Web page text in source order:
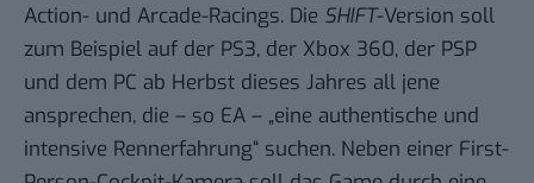
Action- und Arcade-Racings. Die SHIFT-Version soll
zum Beispiel auf der PS3, der Xbox 360, der PSP
und dem PC ab Herbst dieses Jahres all jene
ansprechen, die – so EA – „eine authentische und
intensive Rennerfahrung“ suchen. Neben einer First-